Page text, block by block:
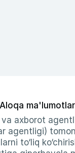
Aloqa
axborot
agentligi)
to‘liq